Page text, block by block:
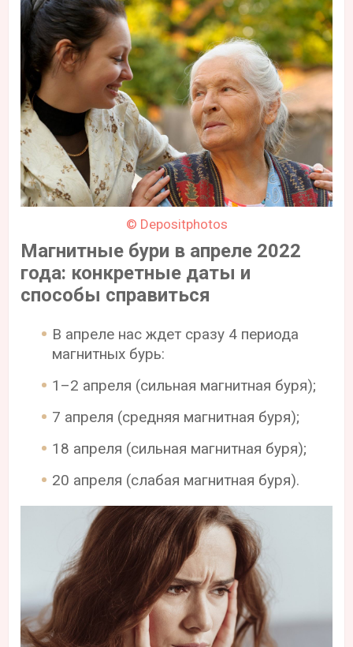
© Depositphotos
Магнитные бури в апреле 2022
года: конкретные даты и
способы справиться
В апреле нас ждет сразу 4 периода
магнитных бурь:
1–2 апреля (сильная магнитная буря);
7 апреля (средняя магнитная буря);
18 апреля (сильная магнитная буря);
20 апреля (слабая магнитная буря).